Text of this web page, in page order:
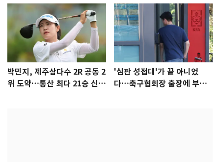
박민지, 제주삼다수 2R 공동 2
위 도약…통산 최다 21승 신기
'심판 성접대'가 끝 아니었
다…축구협회장 출장에 부인